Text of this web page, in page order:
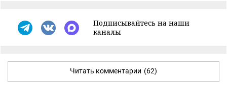
Подписывайтесь на наши
каналы
Читать комментарии (62)